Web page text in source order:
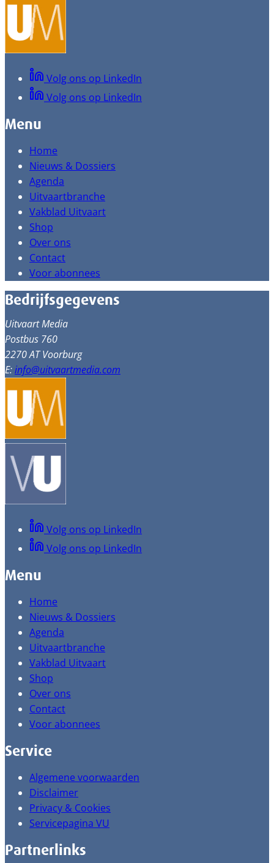
Volg ons op LinkedIn
Volg ons op LinkedIn
Menu
Home
Nieuws & Dossiers
Agenda
Uitvaartbranche
Vakblad Uitvaart
Shop
Over ons
Contact
Voor abonnees
Bedrijfsgegevens
Uitvaart Media
Postbus 760
2270 AT Voorburg
E:info@uitvaartmedia.com
Volg ons op LinkedIn
Volg ons op LinkedIn
Menu
Home
Nieuws & Dossiers
Agenda
Uitvaartbranche
Vakblad Uitvaart
Shop
Over ons
Contact
Voor abonnees
Service
Algemene voorwaarden
Disclaimer
Privacy & Cookies
Servicepagina VU
Partnerlinks